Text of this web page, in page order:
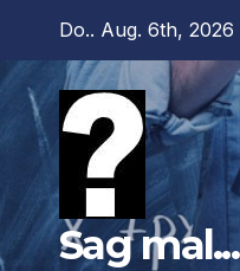
springen
Do.. Aug. 6th, 2026
Sag mal...